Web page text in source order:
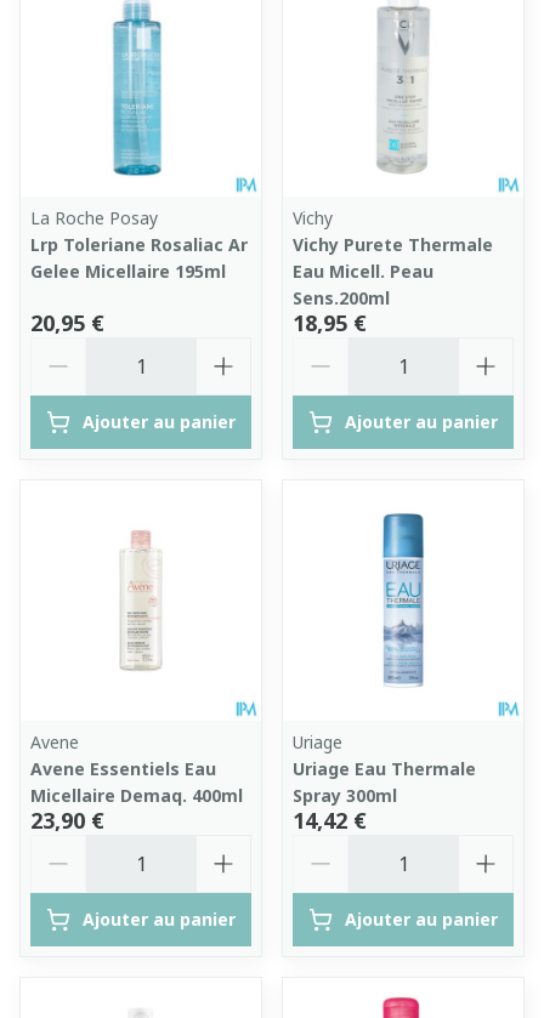
La Roche Posay
Lrp Toleriane Rosaliac Ar
Gelee Micellaire 195ml
20,95 €
Ajouter au panier
Vichy
Vichy Purete Thermale
Eau Micell. Peau
Sens.200ml
18,95 €
Ajouter au panier
Avene
Avene Essentiels Eau
Micellaire Demaq. 400ml
23,90 €
Ajouter au panier
Uriage
Uriage Eau Thermale
Spray 300ml
14,42 €
Ajouter au panier